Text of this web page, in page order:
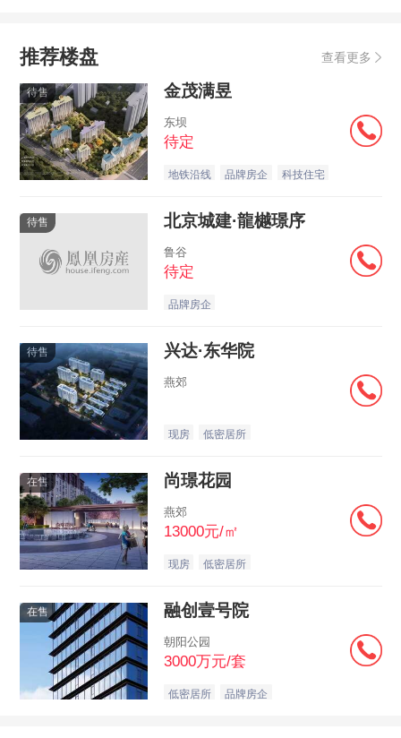
推荐楼盘 查看更多
待售 金茂满昱
东坝
待定
地铁沿线 品牌房企 科技住宅
待售 北京城建·龍樾璟序
鲁谷
待定
品牌房企
待售 兴达·东华院
燕郊
现房 低密居所
在售 尚璟花园
燕郊
13000元/㎡
现房 低密居所
在售 融创壹号院
朝阳公园
3000万元/套
低密居所 品牌房企